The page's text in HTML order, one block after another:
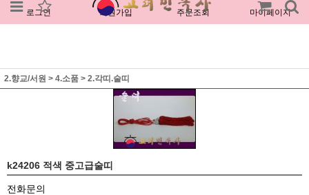
로그인 회원가입 주문조회 마이페이지
2.향교/서원 > 4.소품 > 2.각띠.술띠
k24206 적색 중고급술띠
전화문의